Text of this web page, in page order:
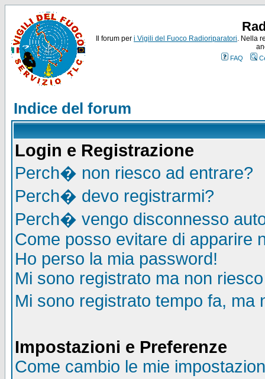
Il forum per i Vigili del Fuoco Radioriparatori. Nella
FAQ
Indice del forum
Login e Registrazione
Perch� non riesco ad entrare?
Perch� devo registrarmi?
Perch� vengo disconnesso
Come posso evitare di apparire
Ho perso la mia password!
Mi sono registrato ma non
Mi sono registrato tempo fa,
Impostazioni e Preferenze
Come cambio le mie